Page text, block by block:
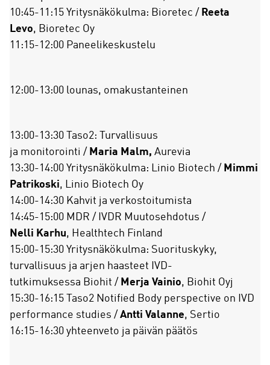
10:45-11:15 Yritysnäkökulma: Bioretec / Reeta
Levo, Bioretec Oy
11:15-12:00 Paneelikeskustelu
12:00-13:00 lounas, omakustanteinen
13:00-13:30 Taso2: Turvallisuus
ja monitorointi / Maria Malm, Aurevia
13:30-14:00 Yritysnäkökulma: Linio Biotech / Mimmi
Patrikoski, Linio Biotech Oy
14:00-14:30 Kahvit ja verkostoitumista
14:45-15:00 MDR / IVDR Muutosehdotus /
Nelli Karhu, Healthtech Finland
15:00-15:30 Yritysnäkökulma: Suorituskyky,
turvallisuus ja arjen haasteet IVD-
tutkimuksessa Biohit / Merja Vainio, Biohit Oyj
15:30-16:15 Taso2 Notified Body perspective on IVD
performance studies / Antti Valanne, Sertio
16:15-16:30 yhteenveto ja päivän päätös